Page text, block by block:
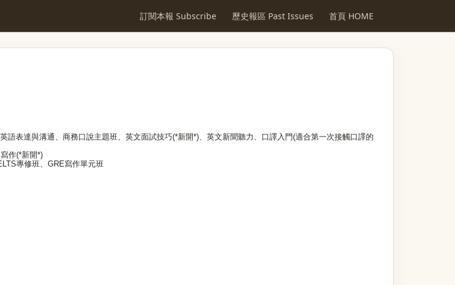
訂閱本報 Subscribe 歷史報區 Past Issues 首頁 HOME
語表達與溝通、商務口說主題班、英文面試技巧(*新開*)、英文新聞聽力、口譯入門(適合第一次接觸口譯的
作(*新開*)
專修班、GRE寫作單元班